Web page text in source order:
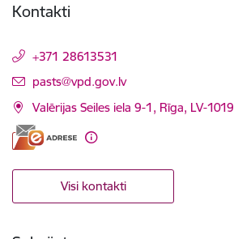
Kontakti
+371 28613531
E-pasts:
pasts@vpd.gov.lv
Valērijas Seiles iela 9-1, Rīga, LV-1019
Visi kontakti